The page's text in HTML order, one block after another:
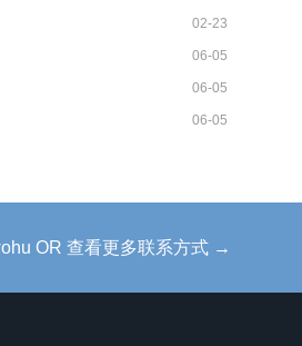
02-23
06-05
06-05
06-05
OR 查看更多联系方式 →